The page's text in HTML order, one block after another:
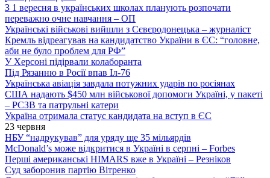
З 1 вересня в українських школах планують розпочати
переважно очне навчання – ОП
Українські військові вийшли з Сєвєродонецька – журналіст
Кремль відреагував на кандидатство України в ЄС: “головне,
аби не було проблем для РФ”
У Херсоні підірвали колаборанта
Під Рязанню в Росії впав Іл-76
Українська авіація завдала потужних ударів по росіянах
США надають $450 млн військової допомоги Україні, у пакеті
– РСЗВ та патрульні катери
Україна отримала статус кандидата на вступ в ЄС
23 червня
НБУ “надрукував” для уряду ще 35 мільярдів
McDonald’s може відкритися в Україні в серпні – Forbes
Перші американські HIMARS вже в Україні – Резніков
Суд заборонив партію Вітренко